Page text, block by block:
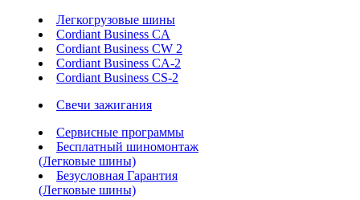
Легкогрузовые шины
Cordiant Business CA
Cordiant Business CW 2
Cordiant Business CA-2
Cordiant Business CS-2
Свечи зажигания
Сервисные программы
Бесплатный шиномонтаж
(Легковые шины)
Безусловная Гарантия
(Легковые шины)